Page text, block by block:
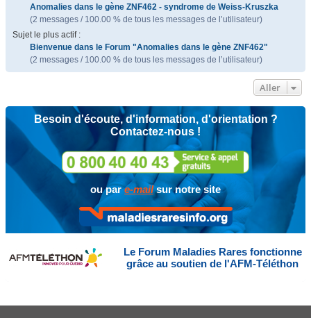
Anomalies dans le gène ZNF462 - syndrome de Weiss-Kruszka
(2 messages / 100.00 % de tous les messages de l’utilisateur)
Sujet le plus actif :
Bienvenue dans le Forum "Anomalies dans le gène ZNF462"
(2 messages / 100.00 % de tous les messages de l’utilisateur)
Aller
Besoin d'écoute, d'information, d'orientation ?
Contactez-nous !
ou pare-mailsur notre site
Le Forum Maladies Rares fonctionne
grâce au soutien de l'AFM-Téléthon